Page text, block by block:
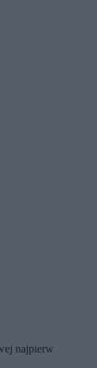
najpierw